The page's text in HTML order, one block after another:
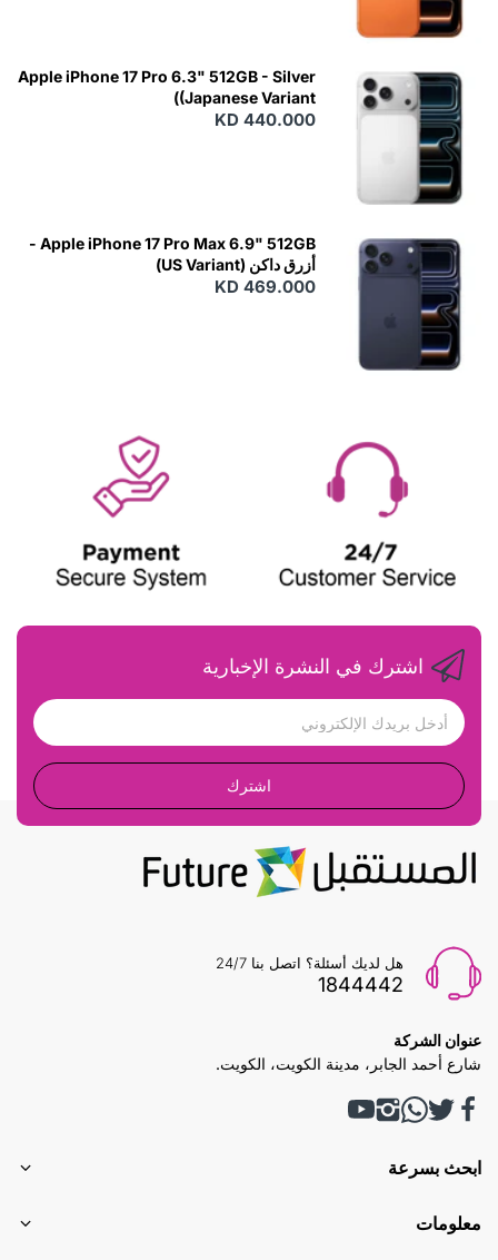
Apple iPhone 17 Pro 6.3" 512GB - Silver
(Japanese Variant)
KD 440.000
Apple iPhone 17 Pro Max 6.9" 512GB -
أزرق داكن (US Variant)
KD 469.000
اشترك في النشرة الإخبارية
اشترك
هل لديك أسئلة؟ اتصل بنا 24/7
1844442
عنوان الشركة
شارع أحمد الجابر، مدينة الكويت، الكويت.
ابحث بسرعة
معلومات